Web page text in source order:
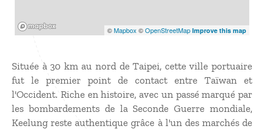
©Mapbox ©OpenStreetMap Improve this map
Située à 30 km au nord de Taipei, cette ville portuaire
fut le premier point de contact entre Taïwan et
l'Occident. Riche en histoire, avec un passé marqué par
les bombardements de la Seconde Guerre mondiale,
Keelung reste authentique grâce à l'un des marchés de